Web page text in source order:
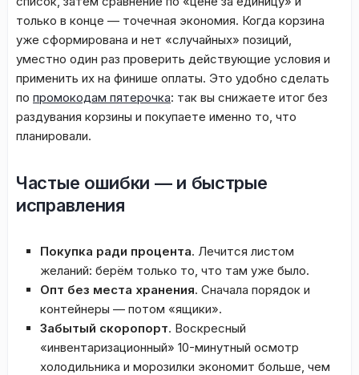
только в конце — точечная экономия. Когда корзина
уже сформирована и нет «случайных» позиций,
уместно один раз проверить действующие условия и
применить их на финише оплаты. Это удобно сделать
по промокодам пятерочка: так вы снижаете итог без
раздувания корзины и покупаете именно то, что
планировали.
Частые ошибки — и быстрые
исправления
Покупка ради процента. Лечится листом
желаний: берём только то, что там уже было.
Опт без места хранения. Сначала порядок и
контейнеры — потом «ящики».
Забытый скоропорт. Воскресный
«инвентаризационный» 10-минутный осмотр
холодильника и морозилки экономит больше, чем